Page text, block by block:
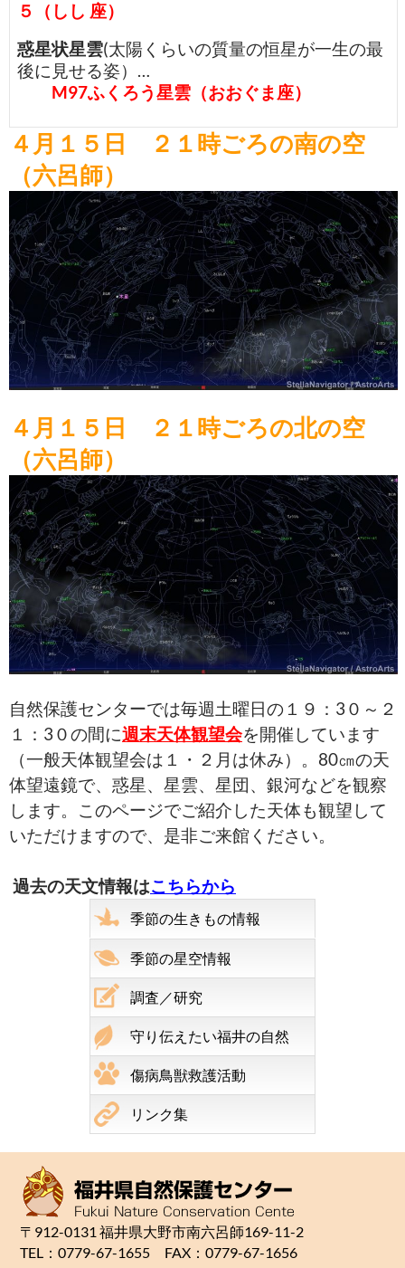
５（しし 座）
惑星状星雲(太陽くらいの質量の恒星が一生の最
後に見せる姿）…
M97ふくろう星雲（おおぐま座）
４月１５日 ２１時ごろの南の空
（六呂師）
４月１５ 日 ２１時ごろの北の空
（六呂師）
自然保護センターでは毎週土曜日の１９：3０～２
１：3０の間に週末天体観望会を開催しています
（一般天体観望会は１・２月は休み）。80㎝の天
体望遠鏡で、惑星、星雲、星団、銀河などを観察
します。このページでご紹介した天体も観望して
いただけますので、是非ご来館ください。
過去の天文情報はこちらから
季節の生きもの情報
季節の星空情報
調査／研究
守り伝えたい福井の自然
傷病鳥獣救護活動
リンク集
〒912-0131 福井県大野市南六呂師169-11-2
TEL：0779-67-1655 FAX：0779-67-1656